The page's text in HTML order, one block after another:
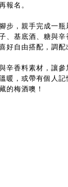
報名。
，親手完成一瓶
、基底酒、糖與
好自由搭配，調
辛香料素材，讓
暖，或帶有個人
的梅酒噢！